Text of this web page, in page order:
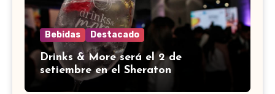
Bebidas Destacado
Drinks & More será el 2 de
setiembre en el Sheraton